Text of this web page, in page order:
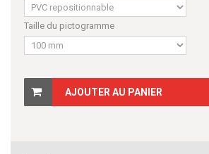
Taille du pictogramme
AJOUTER AU PANIER